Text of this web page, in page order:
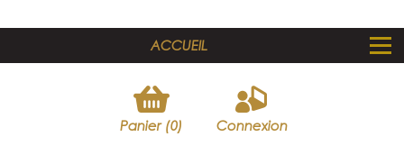
ACCUEIL
Panier (0) Connexion